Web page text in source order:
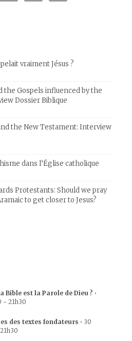
vraiment Jésus ?
the Gospels influenced by the
Dossier Biblique
the New Testament: Interview
dans l’Église catholique
Protestants: Should we pray
to get closer to Jesus?
Bible est la Parole de Dieu ? •
- 21h30
des textes fondateurs • 30
21h30